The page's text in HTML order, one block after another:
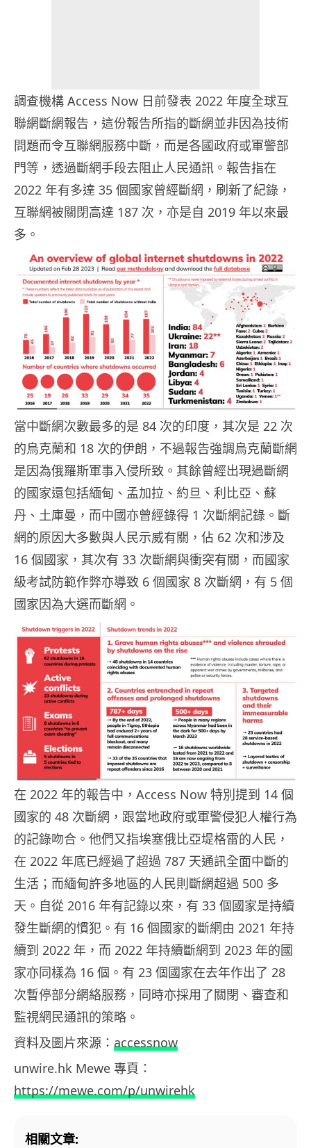
調查機構 Access Now 日前發表 2022 年度全球互
聯網斷網報告，這份報告所指的斷網並非因為技術
問題而令互聯網服務中斷，而是各國政府或軍警部
門等，透過斷網手段去阻止人民通訊。報告指在
2022 年有多達 35 個國家曾經斷網，刷新了紀錄，
互聯網被關閉高達 187 次，亦是自 2019 年以來最
多。
當中斷網次數最多的是 84 次的印度，其次是 22 次
的烏克蘭和 18 次的伊朗，不過報告強調烏克蘭斷網
是因為俄羅斯軍事入侵所致。其餘曾經出現過斷網
的國家還包括緬甸、孟加拉、約旦、利比亞、蘇
丹、土庫曼，而中國亦曾經錄得 1 次斷網記錄。斷
網的原因大多數與人民示威有關，佔 62 次和涉及
16 個國家，其次有 33 次斷網與衝突有關，而國家
級考試防範作弊亦導致 6 個國家 8 次斷網，有 5 個
國家因為大選而斷網。
在 2022 年的報告中，Access Now 特別提到 14 個
國家的 48 次斷網，跟當地政府或軍警侵犯人權行為
的記錄吻合。他們又指埃塞俄比亞堤格雷的人民，
在 2022 年底已經過了超過 787 天通訊全面中斷的
生活；而緬甸許多地區的人民則斷網超過 500 多
天。自從 2016 年有記錄以來，有 33 個國家是持續
發生斷網的慣犯。有 16 個國家的斷網由 2021 年持
續到 2022 年，而 2022 年持續斷網到 2023 年的國
家亦同樣為 16 個。有 23 個國家在去年作出了 28
次暫停部分網絡服務，同時亦採用了關閉、審查和
監視網民通訊的策略。
資料及圖片來源： accessnow
unwire.hk Mewe 專頁：
https://mewe.com/p/unwirehk
相關文章: